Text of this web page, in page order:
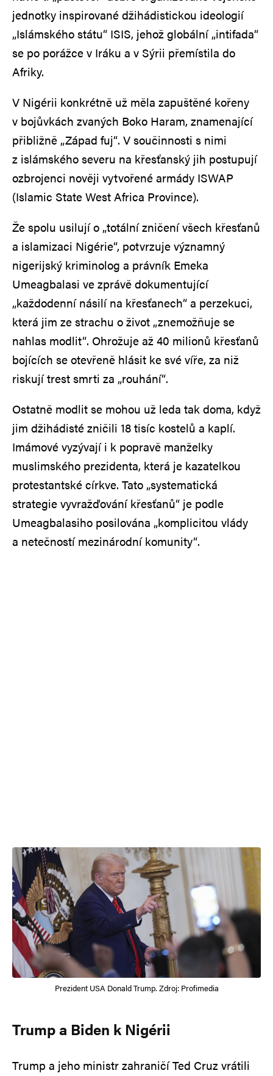
jednotky inspirované džihádistickou ideologií
„Islámského státu“ ISIS, jehož globální „intifada“
se po porážce v Iráku a v Sýrii přemístila do
Afriky.
V Nigérii konkrétně už měla zapuštěné kořeny
v bojůvkách zvaných Boko Haram, znamenající
přibližně „Západ fuj“. V součinnosti s nimi
z islámského severu na křesťanský jih postupují
ozbrojenci nověji vytvořené armády ISWAP
(Islamic State West Africa Province).
Že spolu usilují o „totální zničení všech křesťanů
a islamizaci Nigérie“, potvrzuje významný
nigerijský kriminolog a právník Emeka
Umeagbalasi ve zprávě dokumentující
„každodenní násilí na křesťanech“ a perzekuci,
která jim ze strachu o život „znemožňuje se
nahlas modlit“. Ohrožuje až 40 milionů křesťanů
bojících se otevřeně hlásit ke své víře, za niž
riskují trest smrti za „rouhání“.
Ostatně modlit se mohou už leda tak doma, když
jim džihádisté zničili 18 tisíc kostelů a kaplí.
Imámové vyzývají i k popravě manželky
muslimského prezidenta, která je kazatelkou
protestantské církve. Tato „systematická
strategie vyvražďování křesťanů“ je podle
Umeagbalasiho posilována „komplicitou vlády
a netečností mezinárodní komunity“.
Prezident USA Donald Trump. Zdroj: Profimedia
Trump a Biden k Nigérii
Trump a jeho ministr zahraničí Ted Cruz vrátili